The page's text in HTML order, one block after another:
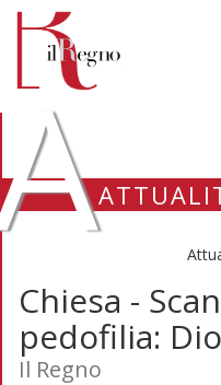
Chiesa -
pedofilia:
Il Regno